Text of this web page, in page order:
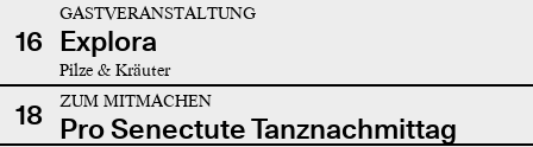
16
GASTVERANSTALTUNG
Explora
Pilze & Kräuter
18 ZUM MITMACHEN
Pro Senectute Tanznachmittag